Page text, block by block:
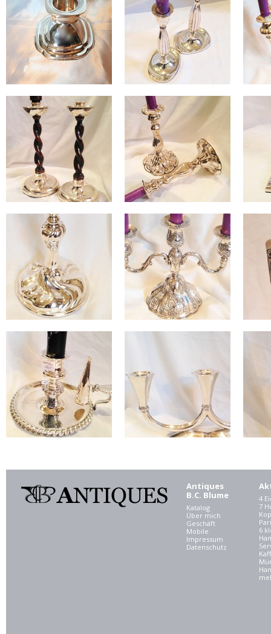
Antiques
B.C. Blume
Katalog
Über mich
Geschäft
Mobile
Impressum
Datenschutz
4
7
6